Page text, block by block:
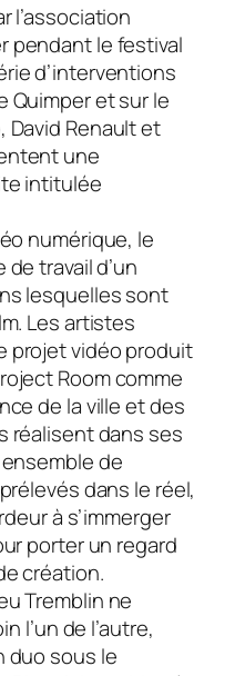
l’association
pendant le festival
d’interventions
Quimper et sur le
David Renault et
une
intitulée
numérique, le
travail d’un
lesquelles sont
Les artistes
projet vidéo produit
Room comme
de la ville et des
réalisent dans ses
de
dans le réel,
à s’immerger
porter un regard
création.
Tremblin ne
l’un de l’autre,
duo sous le